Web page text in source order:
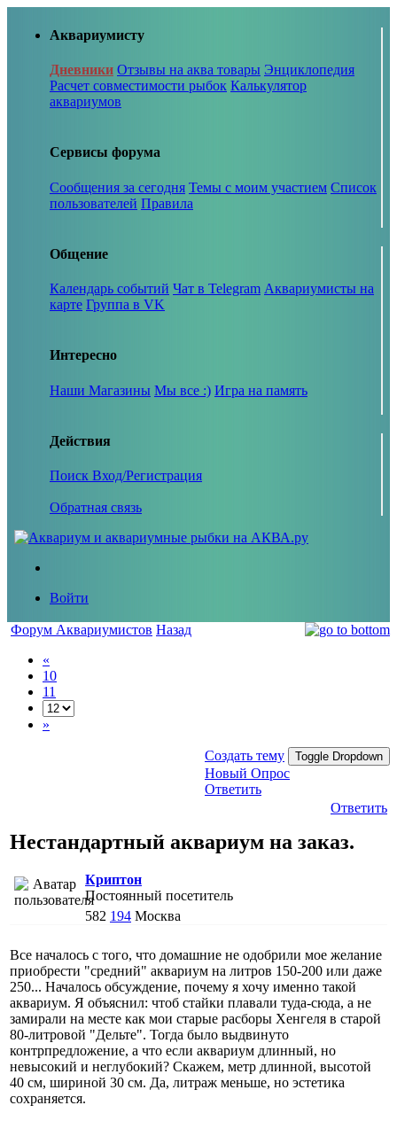
Аквариумисту
Дневники Отзывы на аква товары Энциклопедия
Расчет совместимости рыбок Калькулятор
аквариумов
Сервисы форума
Сообщения за сегодня Темы с моим участием Список
пользователей Правила
Общение
Календарь событий Чат в Telegram Аквариумисты на
карте Группа в VK
Интересно
Наши Магазины Мы все :) Игра на память
Действия
Поиск Вход/Регистрация
Обратная связь
Войти
Форум Аквариумистов Назад
«
10
11
»
Создать тему Toggle Dropdown
Новый Опрос
Ответить
Ответить
Нестандартный аквариум на заказ.
Криптон
Постоянный посетитель
582 194 Москва
Все началось с того, что домашние не одобрили мое желание
приобрести "средний" аквариум на литров 150-200 или даже
250... Началось обсуждение, почему я хочу именно такой
аквариум. Я объяснил: чтоб стайки плавали туда-сюда, а не
замирали на месте как мои старые расборы Хенгеля в старой
80-литровой "Дельте". Тогда было выдвинуто
контрпредложение, а что если аквариум длинный, но
невысокий и неглубокий? Скажем, метр длинной, высотой
40 см, шириной 30 см. Да, литраж меньше, но эстетика
сохраняется.